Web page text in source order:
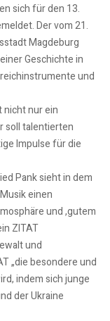
sich für den 13.
Der vom 21.
Magdeburg
Geschichte in
und
nicht nur ein
soll talentierten
Impulse für die
Pank sieht in dem
einen
und ,gutem
ZITAT
und
„die besondere und
indem sich junge
der Ukraine